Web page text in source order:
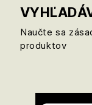
site
Naučte sa
produktov